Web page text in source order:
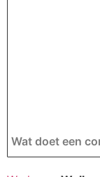
Wat doet een